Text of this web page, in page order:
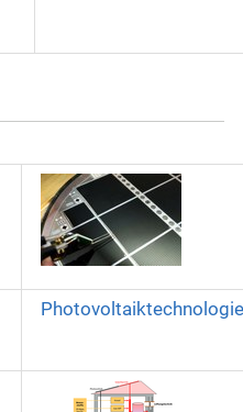
Photovoltaiktechnologie